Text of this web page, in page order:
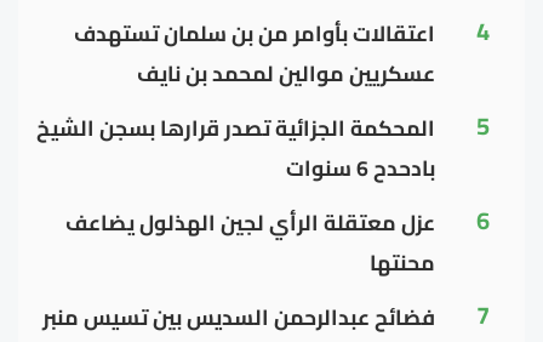
4
اعتقالات بأوامر من بن سلمان تستهدف
عسكريين موالين لمحمد بن نايف
5
المحكمة الجزائية تصدر قرارها بسجن الشيخ
بادحدح 6 سنوات
6
عزل معتقلة الرأي لجين الهذلول يضاعف
محنتها
7
فضائح عبدالرحمن السديس بين تسيس منبر